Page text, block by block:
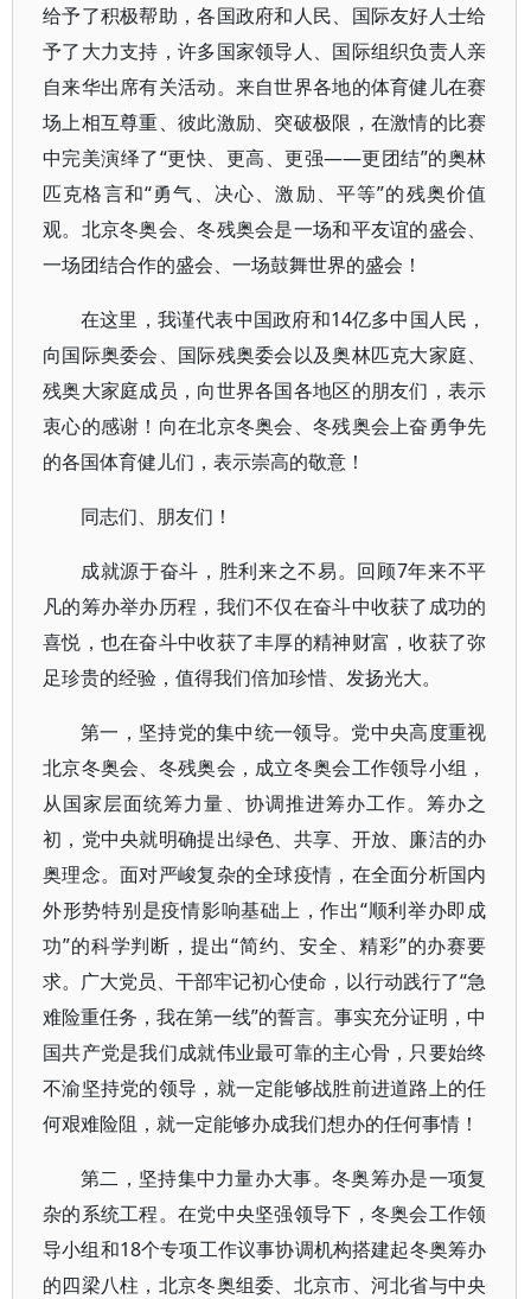
给予了积极帮助，各国政府和人民、国际友好人士给
予了大力支持，许多国家领导人、国际组织负责人亲
自来华出席有关活动。来自世界各地的体育健儿在赛
场上相互尊重、彼此激励、突破极限，在激情的比赛
中完美演绎了“更快、更高、更强——更团结”的奥林
匹克格言和“勇气、决心、激励、平等”的残奥价值
观。北京冬奥会、冬残奥会是一场和平友谊的盛会、
一场团结合作的盛会、一场鼓舞世界的盛会！
在这里，我谨代表中国政府和14亿多中国人民，
向国际奥委会、国际残奥委会以及奥林匹克大家庭、
残奥大家庭成员，向世界各国各地区的朋友们，表示
衷心的感谢！向在北京冬奥会、冬残奥会上奋勇争先
的各国体育健儿们，表示崇高的敬意！
同志们、朋友们！
成就源于奋斗，胜利来之不易。回顾7年来不平
凡的筹办举办历程，我们不仅在奋斗中收获了成功的
喜悦，也在奋斗中收获了丰厚的精神财富，收获了弥
足珍贵的经验，值得我们倍加珍惜、发扬光大。
第一，坚持党的集中统一领导。党中央高度重视
北京冬奥会、冬残奥会，成立冬奥会工作领导小组，
从国家层面统筹力量、协调推进筹办工作。筹办之
初，党中央就明确提出绿色、共享、开放、廉洁的办
奥理念。面对严峻复杂的全球疫情，在全面分析国内
外形势特别是疫情影响基础上，作出“顺利举办即成
功”的科学判断，提出“简约、安全、精彩”的办赛要
求。广大党员、干部牢记初心使命，以行动践行了“急
难险重任务，我在第一线”的誓言。事实充分证明，中
国共产党是我们成就伟业最可靠的主心骨，只要始终
不渝坚持党的领导，就一定能够战胜前进道路上的任
何艰难险阻，就一定能够办成我们想办的任何事情！
第二，坚持集中力量办大事。冬奥筹办是一项复
杂的系统工程。在党中央坚强领导下，冬奥会工作领
导小组和18个专项工作议事协调机构搭建起冬奥筹办
的四梁八柱，北京冬奥组委、北京市、河北省与中央